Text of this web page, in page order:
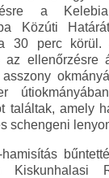
a Kelebia
Közúti
30 perc körül.
az ellenőrzésre
találtak, amely
schengeni